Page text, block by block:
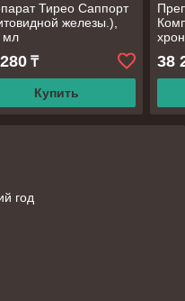
Тирео Саппорт
железы.),
мл
₸
Купить
мл
38
год